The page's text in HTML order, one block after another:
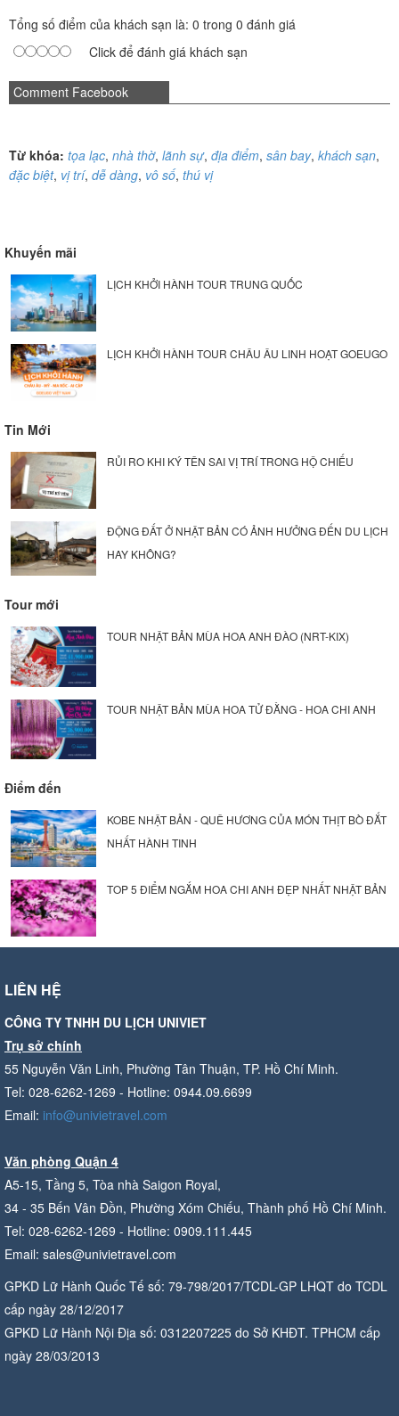
Tổng số điểm của khách sạn là: 0 trong 0 đánh giá
Click để đánh giá khách sạn
Comment Facebook
Từ khóa: tọa lạc, nhà thờ, lãnh sự, địa điểm, sân bay, khách sạn,
đặc biệt, vị trí, dễ dàng, vô số, thú vị
Khuyến mãi
LỊCH KHỞI HÀNH TOUR TRUNG QUỐC
LỊCH KHỞI HÀNH TOUR CHÂU ÂU LINH HOẠT GOEUGO
Tin Mới
RỦI RO KHI KÝ TÊN SAI VỊ TRÍ TRONG HỘ CHIẾU
ĐỘNG ĐẤT Ở NHẬT BẢN CÓ ẢNH HƯỞNG ĐẾN DU LỊCH
HAY KHÔNG?
Tour mới
TOUR NHẬT BẢN MÙA HOA ANH ĐÀO (NRT-KIX)
TOUR NHẬT BẢN MÙA HOA TỬ ĐẰNG - HOA CHI ANH
Điểm đến
KOBE NHẬT BẢN - QUÊ HƯƠNG CỦA MÓN THỊT BÒ ĐẮT
NHẤT HÀNH TINH
TOP 5 ĐIỂM NGẮM HOA CHI ANH ĐẸP NHẤT NHẬT BẢN
LIÊN HỆ
CÔNG TY TNHH DU LỊCH UNIVIET
Trụ sở chính
55 Nguyễn Văn Linh, Phường Tân Thuận, TP. Hồ Chí Minh.
Tel: 028-6262-1269 - Hotline: 0944.09.6699
Email: info@univietravel.com
Văn phòng Quận 4
A5-15, Tầng 5, Tòa nhà Saigon Royal,
34 - 35 Bến Vân Đồn, Phường Xóm Chiếu, Thành phố Hồ Chí Minh.
Tel: 028-6262-1269 - Hotline: 0909.111.445
Email: sales@univietravel.com
GPKD Lữ Hành Quốc Tế số: 79-798/2017/TCDL-GP LHQT do TCDL
cấp ngày 28/12/2017
GPKD Lữ Hành Nội Địa số: 0312207225 do Sở KHĐT. TPHCM cấp
ngày 28/03/2013